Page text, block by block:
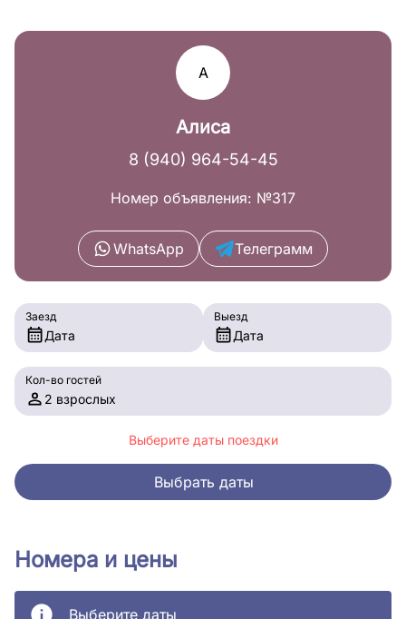
Номера и цены
Выберите даты
А
Алиса
8 (940) 964-54-45
Номер объявления: №317
WhatsApp Телеграмм
Заезд
Дата
Выезд
Дата
Кол-во гостей
2 взрослых
Выберите даты поездки
Выбрать даты